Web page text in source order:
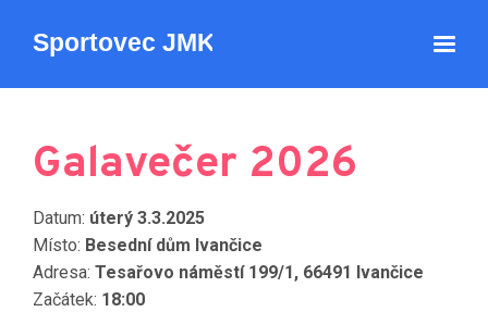
Galavečer 2026
Datum: úterý 3.3.2025
Místo: Besední dům Ivančice
Adresa: Tesařovo náměstí 199/1, 66491 Ivančice
Začátek: 18:00